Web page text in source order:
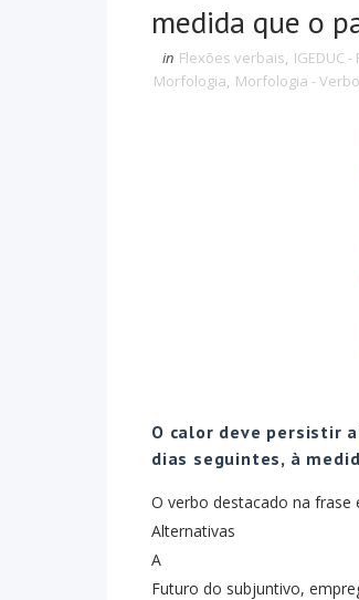
medida que o
in Flexões verbais, IGEDUC
Morfologia, Morfologia -
O calor deve persistir
dias seguintes, à
O verbo destacado na
Alternativas
A
Futuro do subjuntivo,